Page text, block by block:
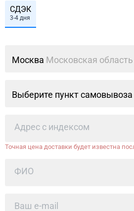
СДЭК
3-4 дня
Москва Московская область
Выберите пункт самовывоза
Точная цена доставки будет известна